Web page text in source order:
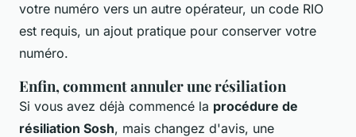
votre numéro vers un autre opérateur, un code RIO
est requis, un ajout pratique pour conserver votre
numéro.
Enfin, comment annuler une résiliation
Si vous avez déjà commencé la procédure de
résiliation Sosh, mais changez d'avis, une